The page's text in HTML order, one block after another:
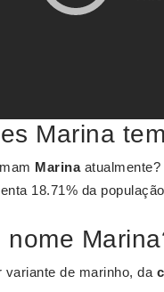
Marina
Marinaatualmente?
18.71% da
de marinho, da